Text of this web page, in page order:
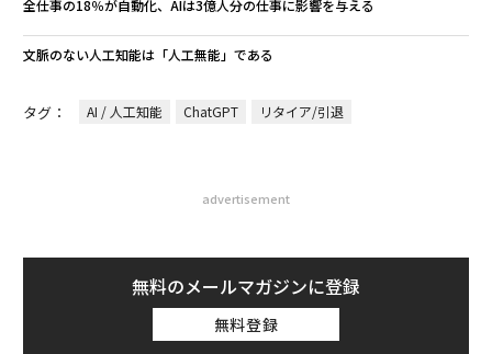
全仕事の18％が自動化、AIは3億人分の仕事に影響を与える
文脈のない人工知能は「人工無能」である
タグ： AI / 人工知能 ChatGPT リタイア/引退
advertisement
無料のメールマガジンに登録
無料登録